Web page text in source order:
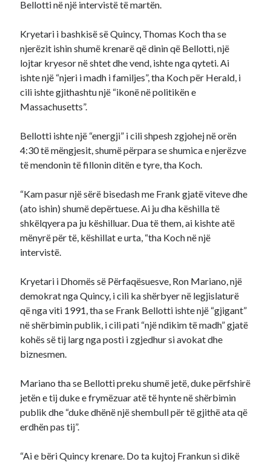
Bellotti në një intervistë të martën.
Kryetari i bashkisë së Quincy, Thomas Koch tha se
njerëzit ishin shumë krenarë që dinin që Bellotti, një
lojtar kryesor në shtet dhe vend, ishte nga qyteti. Ai
ishte një “njeri i madh i familjes”, tha Koch për Herald, i
cili ishte gjithashtu një “ikonë në politikën e
Massachusetts”.
Bellotti ishte një “energji” i cili shpesh zgjohej në orën
4:30 të mëngjesit, shumë përpara se shumica e njerëzve
të mendonin të fillonin ditën e tyre, tha Koch.
“Kam pasur një sërë bisedash me Frank gjatë viteve dhe
(ato ishin) shumë depërtuese. Ai ju dha këshilla të
shkëlqyera pa ju këshilluar. Dua të them, ai kishte atë
mënyrë për të, këshillat e urta, “tha Koch në një
intervistë.
Kryetari i Dhomës së Përfaqësuesve, Ron Mariano, një
demokrat nga Quincy, i cili ka shërbyer në legjislaturë
që nga viti 1991, tha se Frank Bellotti ishte një “gjigant”
në shërbimin publik, i cili pati “një ndikim të madh” gjatë
kohës së tij larg nga posti i zgjedhur si avokat dhe
biznesmen.
Mariano tha se Bellotti preku shumë jetë, duke përfshirë
jetën e tij duke e frymëzuar atë të hynte në shërbimin
publik dhe “duke dhënë një shembull për të gjithë ata që
erdhën pas tij”.
“Ai e bëri Quincy krenare. Do ta kujtoj Frankun si dikë